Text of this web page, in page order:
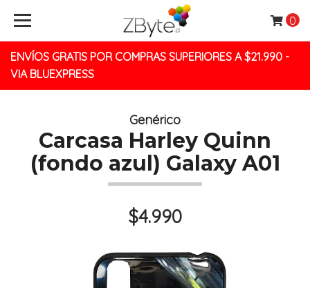
ENVÍOS GRATIS POR COMPRAS SUPERIORES A $21.990 -
VIA BLUEXPRESS
0
Genérico
Carcasa Harley Quinn
(fondo azul) Galaxy A01
$4.990